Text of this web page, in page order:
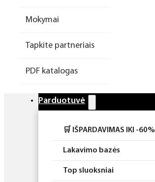
Rinkiniai
Mokymai
Tapkite partneriais
PDF katalogas
Parduotuvė
🛒 IŠPARDAVIMAS IKI -60%
Lakavimo bazės
Top sluoksniai